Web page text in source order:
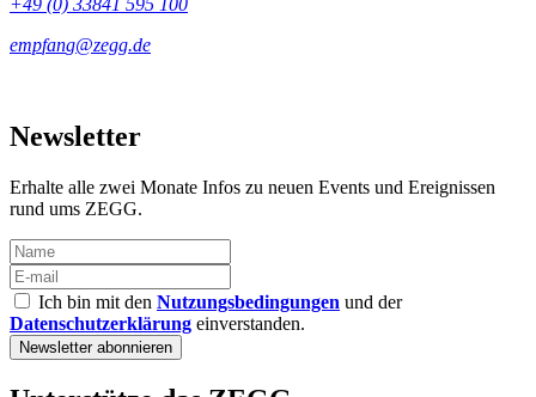
+49 (0) 33841 595 100
Newsletter
Erhalte alle zwei Monate Infos zu neuen Events und Ereignissen
rund ums ZEGG.
Ich bin mit den Nutzungsbedingungen und der
Datenschutzerklärung einverstanden.